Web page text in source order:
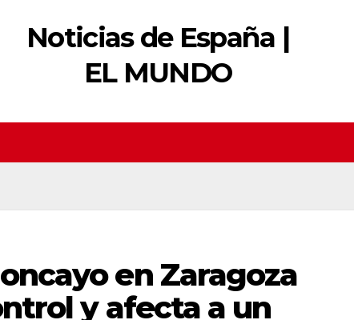
Noticias de España |
EL MUNDO
en Zaragoza
y afecta a un